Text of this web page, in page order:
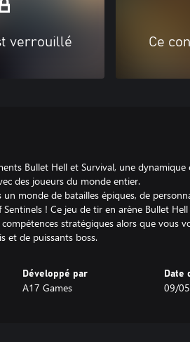
verrouillé Ce
Bullet Hell et Survival, une dynamique
des joueurs du monde entier.
monde de batailles épiques, de
! Ce jeu de tir en arène Bullet
stratégiques alors que vous
et de puissants boss.
Développé par
A17 Games
Date
09/